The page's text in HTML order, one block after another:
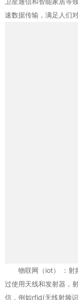
速数据传输，满足人们
物联网（iot） ：射频
过使用天线和发射器，
信，例如rfid(无线射频